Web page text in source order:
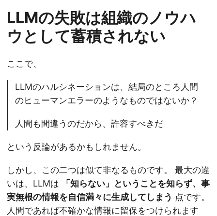
LLMの失敗は組織のノウハ
ウとして蓄積されない
ここで、
LLMのハルシネーションは、結局のところ人間
のヒューマンエラーのようなものではないか？
人間も間違うのだから、許容すべきだ
という反論があるかもしれません。
しかし、この二つは似て非なるものです。 最大の違
いは、LLMは
「知らない」ということを知らず、事
実無根の情報を自信満々に生成してしまう 点です。
人間であれば不確かな情報に留保をつけられます